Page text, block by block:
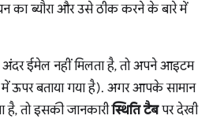
का ब्यौरा और उसे ठीक करने के बारे में
ईमेल नहीं मिलता है, तो अपने आइटम
ऊपर बताया गया है). अगर आपके सामान
है, तो इसकी जानकारीस्थिति टैबपर देखी